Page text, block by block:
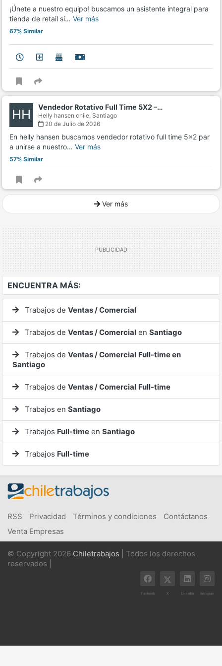
¡Únete a nuestro equipo! buscamos un asistente integral para
tienda de retail si… Ver más
67% Similar
HH Vendedor Rotativo Full Time 5X2 –…
Helly hansen chile, Santiago
20 de Julio de 2026
En helly hansen buscamos vendedor rotativo full time 5x2 par
a unirse a nuestro… Ver más
57% Similar
Ver más
ENCUENTRA MÁS:
Trabajos de Ventas / Comercial
Trabajos de Ventas / Comercial en Santiago
Trabajos de Ventas / Comercial Full-time en
Santiago
Trabajos de Ventas / Comercial Full-time
Trabajos en Santiago
Trabajos Full-time en Santiago
Trabajos Full-time
RSS Privacidad Términos y condiciones
Contáctanos
Venta Empresas
© Copyright 2026 Chiletrabajos | Todos los derechos
reservados |
Facebook X Linkedin Instagram